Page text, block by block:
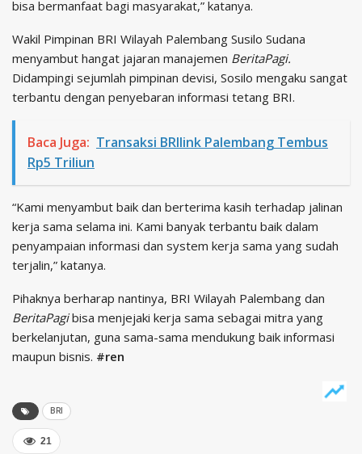
bisa bermanfaat bagi masyarakat,” katanya.
Wakil Pimpinan BRI Wilayah Palembang Susilo Sudana
menyambut hangat jajaran manajemen BeritaPagi.
Didampingi sejumlah pimpinan devisi, Sosilo mengaku sangat
terbantu dengan penyebaran informasi tetang BRI.
Baca Juga: Transaksi BRIlink Palembang Tembus
Rp5 Triliun
“Kami menyambut baik dan berterima kasih terhadap jalinan
kerja sama selama ini. Kami banyak terbantu baik dalam
penyampaian informasi dan system kerja sama yang sudah
terjalin,” katanya.
Pihaknya berharap nantinya, BRI Wilayah Palembang dan
BeritaPagibisa menjejaki kerja sama sebagai mitra yang
berkelanjutan, guna sama-sama mendukung baik informasi
maupun bisnis. #ren
BRI
21